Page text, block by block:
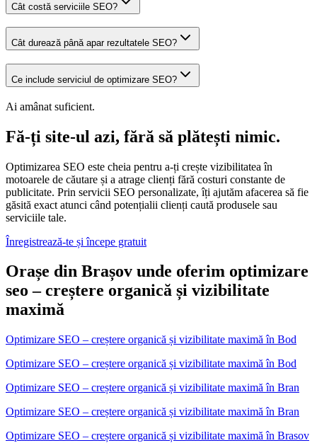
Cât costă serviciile SEO?
Cât durează până apar rezultatele SEO?
Ce include serviciul de optimizare SEO?
Ai amânat suficient.
Fă-ți site-ul azi, fără să plătești nimic.
Optimizarea SEO este cheia pentru a-ți crește vizibilitatea în
motoarele de căutare și a atrage clienți fără costuri constante de
publicitate. Prin servicii SEO personalizate, îți ajutăm afacerea să fie
găsită exact atunci când potențialii clienți caută produsele sau
serviciile tale.
Înregistrează-te și începe gratuit
Orașe din Brașov unde oferim optimizare
seo – creștere organică și vizibilitate
maximă
Optimizare SEO – creștere organică și vizibilitate maximă în Bod
Optimizare SEO – creștere organică și vizibilitate maximă în Bod
Optimizare SEO – creștere organică și vizibilitate maximă în Bran
Optimizare SEO – creștere organică și vizibilitate maximă în Bran
Optimizare SEO – creștere organică și vizibilitate maximă în Brasov